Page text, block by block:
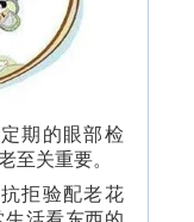
期的眼部检
至关重要。
拒验配老花